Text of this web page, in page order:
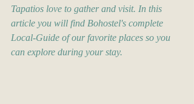
Tapatios love to gather and visit. In this
article you will find Bohostel's complete
Local-Guide of our favorite places so you
can explore during your stay.